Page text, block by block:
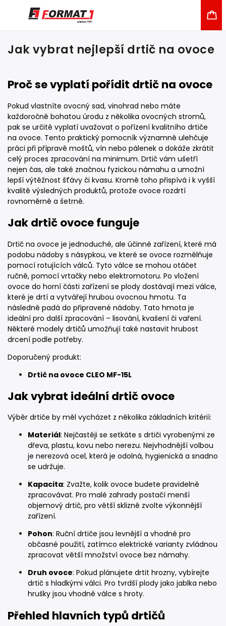
Jak vybrat nejlepší drtič na ovoce
Proč se vyplatí pořídit drtič na ovoce
Pokud vlastníte ovocný sad, vinohrad nebo máte
každoročně bohatou úrodu z několika ovocných stromů,
pak se určitě vyplatí uvažovat o pořízení kvalitního drtiče
na ovoce. Tento praktický pomocník významně ulehčuje
práci při přípravě moštů, vín nebo pálenek a dokáže zkrátit
celý proces zpracování na minimum. Drtič vám ušetří
nejen čas, ale také značnou fyzickou námahu a umožní
lepší výtěžnost šťávy či kvasu. Kromě toho přispívá i k vyšší
kvalitě výsledných produktů, protože ovoce rozdrtí
rovnoměrně a šetrně.
Jak drtič ovoce funguje
Drtič na ovoce je jednoduché, ale účinné zařízení, které má
podobu nádoby s násypkou, ve které se ovoce rozmělňuje
pomocí rotujících válců. Tyto válce se mohou otáčet
ručně, pomocí vrtačky nebo elektromotoru. Po vložení
ovoce do horní části zařízení se plody dostávají mezi válce,
které je drtí a vytvářejí hrubou ovocnou hmotu. Ta
následně padá do připravené nádoby. Tato hmota je
ideální pro další zpracování – lisování, kvašení či vaření.
Některé modely drtičů umožňují také nastavit hrubost
drcení podle potřeby.
Doporučený produkt:
Drtič na ovoce CLEO MF-15L
Jak vybrat ideální drtič ovoce
Výběr drtiče by měl vycházet z několika základních kritérií:
Materiál: Nejčastěji se setkáte s drtiči vyrobenými ze
dřeva, plastu, kovu nebo nerezu. Nejvhodnější volbou
je nerezová ocel, která je odolná, hygienická a snadno
se udržuje.
Kapacita: Zvažte, kolik ovoce budete pravidelně
zpracovávat. Pro malé zahrady postačí menší
objemový drtič, pro větší sklizně zvolte výkonnější
zařízení.
Pohon: Ruční drtiče jsou levnější a vhodné pro
občasné použití, zatímco elektrické varianty zvládnou
zpracovat větší množství ovoce bez námahy.
Druh ovoce: Pokud plánujete drtit hrozny, vybírejte
drtič s hladkými válci. Pro tvrdší plody jako jablka nebo
hrušky jsou vhodné válce s hroty.
Přehled hlavních typů drtičů